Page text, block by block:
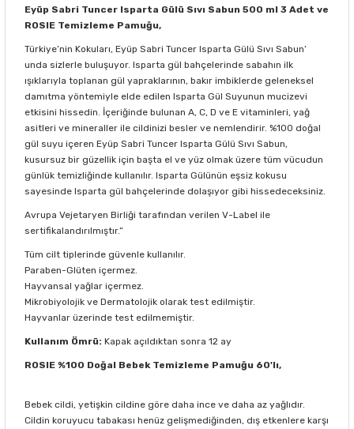
Eyüp Sabri Tuncer Isparta Gülü Sıvı Sabun 500 ml 3 Adet ve
ROSIE Temizleme Pamuğu,
Türkiye’nin Kokuları, Eyüp Sabri Tuncer Isparta Gülü Sıvı Sabun’
unda sizlerle buluşuyor. Isparta gül bahçelerinde sabahın ilk
ışıklarıyla toplanan gül yapraklarının, bakır imbiklerde geleneksel
damıtma yöntemiyle elde edilen Isparta Gül Suyunun mucizevi
etkisini hissedin. İçeriğinde bulunan A, C, D ve E vitaminleri, yağ
asitleri ve mineraller ile cildinizi besler ve nemlendirir. %100 doğal
gül suyu içeren Eyüp Sabri Tuncer Isparta Gülü Sıvı Sabun,
kusursuz bir güzellik için başta el ve yüz olmak üzere tüm vücudun
günlük temizliğinde kullanılır. Isparta Gülünün eşsiz kokusu
sayesinde Isparta gül bahçelerinde dolaşıyor gibi hissedeceksiniz.
Avrupa Vejetaryen Birliği tarafından verilen V-Label ile
sertifikalandırılmıştır.”
Tüm cilt tiplerinde güvenle kullanılır.
Paraben-Glüten içermez.
Hayvansal yağlar içermez.
Mikrobiyolojik ve Dermatolojik olarak test edilmiştir.
Hayvanlar üzerinde test edilmemiştir.
Kullanım Ömrü: Kapak açıldıktan sonra 12 ay
ROSIE %100 Doğal Bebek Temizleme Pamuğu 60'lı,
Bebek cildi, yetişkin cildine göre daha ince ve daha az yağlıdır.
Cildin koruyucu tabakası henüz gelişmediğinden, dış etkenlere karşı